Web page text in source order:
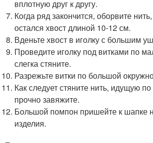
вплотную друг к другу.
Когда ряд закончится, оборвите
остался хвост длиной 10-12 см.
Вденьте хвост в иголку с большим
Проведите иголку под витками по
слегка стяните.
Разрежьте витки по большой
Как следует стяните нить, идущую
прочно завяжите.
Большой помпон пришейте к шапке
изделия.